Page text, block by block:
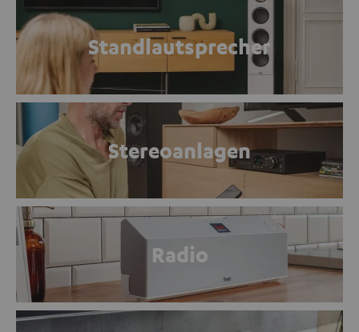
Standlautsprecher
Stereoanlagen
Radio